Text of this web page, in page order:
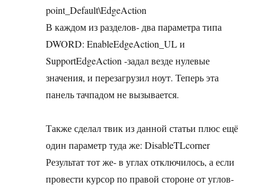
point_Default\EdgeAction
В каждом из разделов- два параметра типа
DWORD: EnableEdgeAction_UL и
SupportEdgeAction -задал везде нулевые
значения, и перезагрузил ноут. Теперь эта
панель тачпадом не вызывается.
Также сделал твик из данной статьи плюс ещё
один параметр туда же: DisableTLcorner
Результат тот же- в углах отключилось, а если
провести курсор по правой стороне от углов-